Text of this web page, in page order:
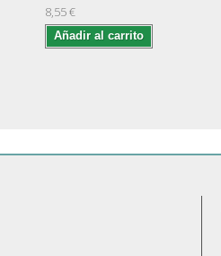
8,55 €
Añadir al carrito